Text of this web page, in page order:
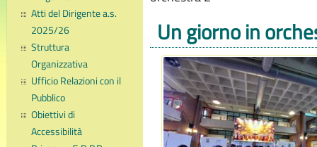
Atti del Dirigente a.s.
2025/26
Struttura
Organizzativa
Ufficio Relazioni con il
Pubblico
Obiettivi di
Accessibilità
Un giorno in